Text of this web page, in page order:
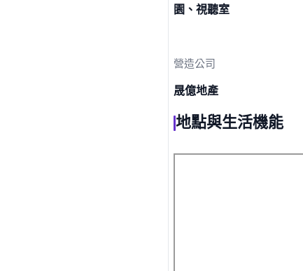
園、視聽室
營造公司
晟億地產
地點與生活機能